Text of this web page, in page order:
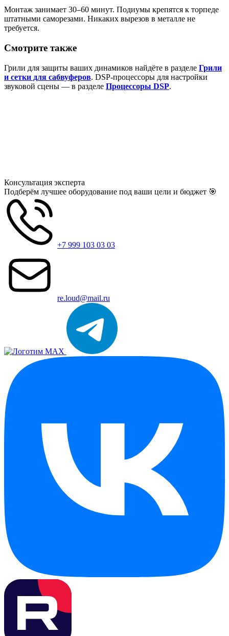
Монтаж занимает 30–60 минут. Подиумы крепятся к торпеде
штатными саморезами. Никаких вырезов в металле не
требуется.
Смотрите также
Грили для защиты ваших динамиков найдёте в разделе Грили
и сетки для сабвуферов. DSP-процессоры для настройки
звуковой сцены — в разделе Процессоры DSP.
Консультация эксперта
Подберём лучшее оборудование под ваши цели и бюджет 🎯
+7 999 103 03 03
re.loud@mail.ru